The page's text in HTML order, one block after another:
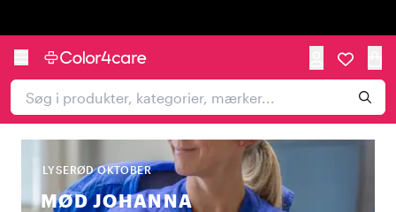
LYSERØD OKTOBER
MØD JOHANNA